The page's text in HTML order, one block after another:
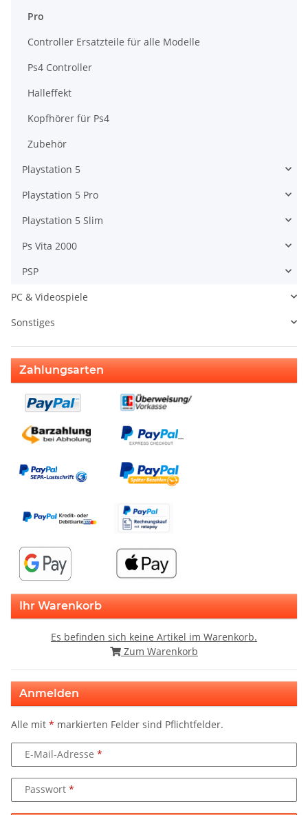
Pro
Controller Ersatzteile für alle Modelle
Ps4 Controller
Halleffekt
Kopfhörer für Ps4
Zubehör
Playstation 5
Playstation 5 Pro
Playstation 5 Slim
Ps Vita 2000
PSP
PC & Videospiele
Sonstiges
Zahlungsarten
Ihr Warenkorb
Es befinden sich keine Artikel im Warenkorb.
Zum Warenkorb
Anmelden
Alle mit * markierten Felder sind Pflichtfelder.
E-Mail-Adresse
Passwort